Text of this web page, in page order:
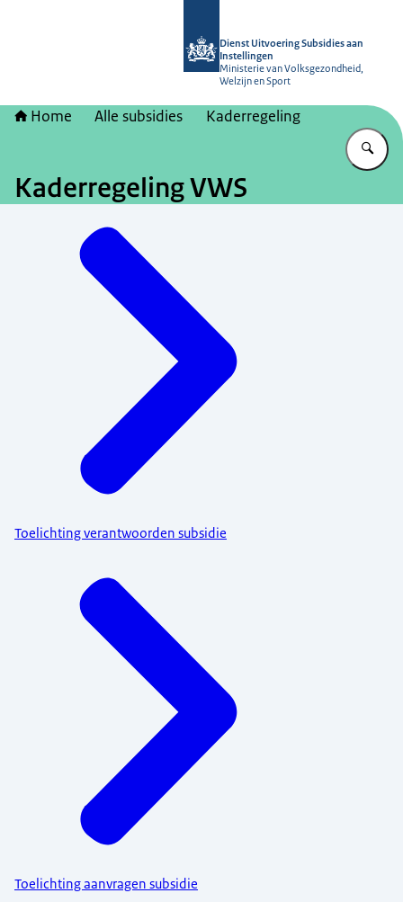
Dienst Uitvoering Subsidies aan
Instellingen
Ministerie van Volksgezondheid,
Welzijn en Sport
Home Alle subsidies Kaderregeling
Kaderregeling VWS
Toelichting verantwoorden subsidie
Toelichting aanvragen subsidie